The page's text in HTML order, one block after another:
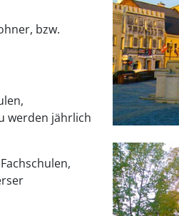
bzw.
werden jährlich